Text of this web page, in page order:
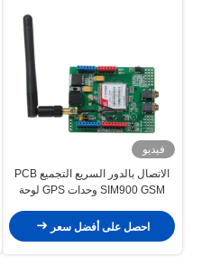
فيديو
الاتصال بالدور السريع التجميع PCB
SIM900 GSM وحدات GPS لوحة
احصل على أفضل سعر